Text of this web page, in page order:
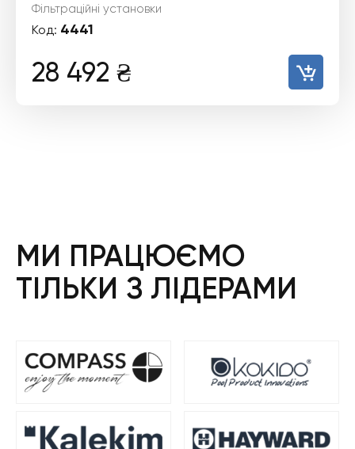
Фільтраційні установки
Код: 4441
28 492 ₴
МИ ПРАЦЮЄМО
ТІЛЬКИ З ЛІДЕРАМИ